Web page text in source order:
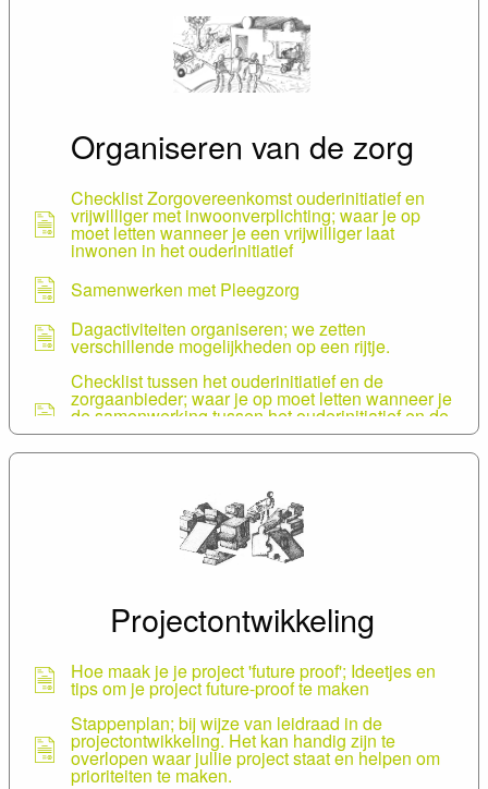
voorwaarden zijn vind je hier.
Fiscale attesten; er zijn enkele kanalen om een
fiscaal attest aan te bieden aan je schenkers
bijvoorbeeld via het Fonds Vrienden van GiPSo
Handicap en Wonen; juridische en financiele
aspecten van een inclusieve woning; een uitgave
Basisvorming Fondsenwerving door Ilja De Coster
Verzeker je goed, wat is verplicht en wat is
Organiseren van de zorg
Checklist Zorgovereenkomst ouderinitiatief en
vrijwilliger met inwoonverplichting; waar je op
moet letten wanneer je een vrijwilliger laat
inwonen in het ouderinitiatief
Samenwerken met Pleegzorg
Dagactiviteiten organiseren; we zetten
verschillende mogelijkheden op een rijtje.
Checklist tussen het ouderinitiatief en de
zorgaanbieder; waar je op moet letten wanneer je
de samenwerking tussen het ouderinitiatief en de
zorgaanbieder vast wilt leggen in een
overeenkomst.
Projectontwikkeling
Hoe maak je je project 'future proof'; Ideetjes en
tips om je project future-proof te maken
Stappenplan; bij wijze van leidraad in de
projectontwikkeling. Het kan handig zijn te
overlopen waar jullie project staat en helpen om
prioriteiten te maken.